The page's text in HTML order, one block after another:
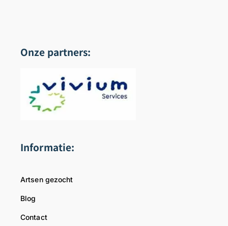
Onze partners:
Informatie:
Artsen gezocht
Blog
Contact